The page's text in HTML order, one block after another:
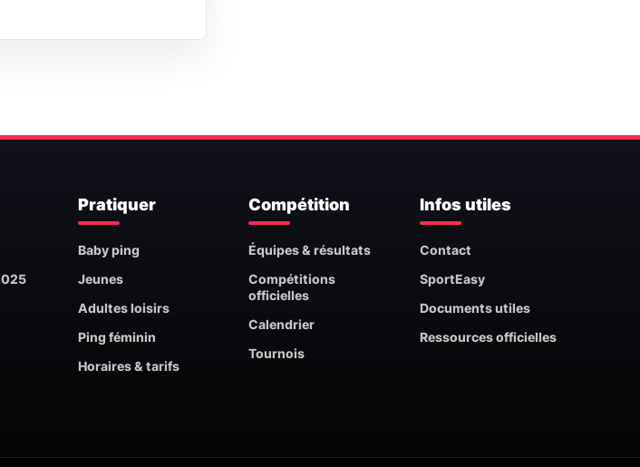
Pratiquer
Baby ping
Jeunes
Adultes loisirs
Ping féminin
Horaires & tarifs
Compétition
Équipes & résultats
Compétitions
officielles
Calendrier
Tournois
Infos utiles
Contact
SportEasy
Documents utiles
Ressources officielles